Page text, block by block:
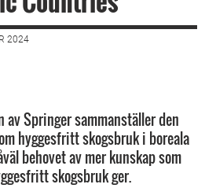
2024
av Springer sammanställer den
hyggesfritt skogsbruk i boreala
behovet av mer kunskap som
skogsbruk ger.